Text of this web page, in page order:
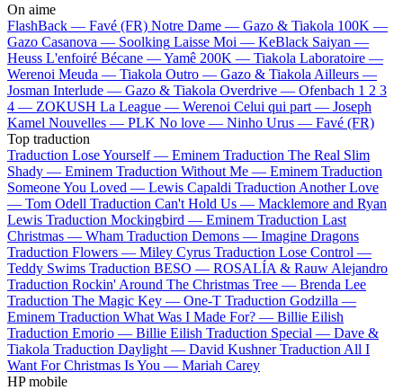
On aime
FlashBack — Favé (FR) Notre Dame — Gazo & Tiakola 100K —
Gazo Casanova — Soolking Laisse Moi — KeBlack Saiyan —
Heuss L'enfoiré Bécane —Yamê 200K — Tiakola Laboratoire —
Werenoi Meuda — Tiakola Outro — Gazo & Tiakola Ailleurs —
Josman Interlude — Gazo & Tiakola Overdrive — Ofenbach 1 2 3
4 — ZOKUSH La League — Werenoi Celui qui part — Joseph
Kamel Nouvelles — PLK No love — Ninho Urus — Favé (FR)
Top traduction
Traduction Lose Yourself — Eminem Traduction The Real Slim
Shady — Eminem Traduction Without Me — Eminem Traduction
Someone You Loved — Lewis Capaldi Traduction Another Love
— Tom Odell Traduction Can't Hold Us — Macklemore and Ryan
Lewis Traduction Mockingbird — Eminem Traduction Last
Christmas — Wham Traduction Demons — Imagine Dragons
Traduction Flowers — Miley Cyrus Traduction Lose Control —
Teddy Swims Traduction BESO — ROSALÍA & Rauw Alejandro
Traduction Rockin' Around The Christmas Tree — Brenda Lee
Traduction The Magic Key — One-T Traduction Godzilla —
Eminem Traduction What Was I Made For? — Billie Eilish
Traduction Emorio — Billie Eilish Traduction Special — Dave &
Tiakola Traduction Daylight — David Kushner Traduction All I
Want For Christmas Is You — Mariah Carey
HP mobile